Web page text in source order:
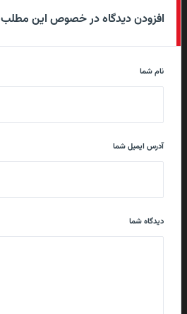
افزودن دیدگاه در خصوص این مطلب
نام شما
آدرس ایمیل شما
دیدگاه شما